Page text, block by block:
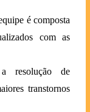
é composta
com as
resolução de
transtornos